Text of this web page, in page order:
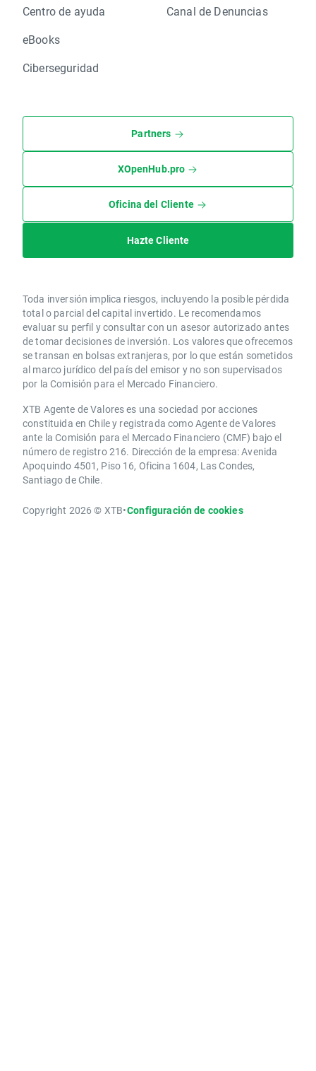
Centro de ayuda
eBooks
Ciberseguridad
Canal de Denuncias
Partners
XOpenHub.pro
Oficina del Cliente
Hazte Cliente
Toda inversión implica riesgos, incluyendo la posible pérdida
total o parcial del capital invertido. Le recomendamos
evaluar su perfil y consultar con un asesor autorizado antes
de tomar decisiones de inversión. Los valores que ofrecemos
se transan en bolsas extranjeras, por lo que están sometidos
al marco jurídico del país del emisor y no son supervisados
por la Comisión para el Mercado Financiero.
XTB Agente de Valores es una sociedad por acciones
constituida en Chile y registrada como Agente de Valores
ante la Comisión para el Mercado Financiero (CMF) bajo el
número de registro 216. Dirección de la empresa: Avenida
Apoquindo 4501, Piso 16, Oficina 1604, Las Condes,
Santiago de Chile.
Copyright 2026 © XTB•Configuración de cookies